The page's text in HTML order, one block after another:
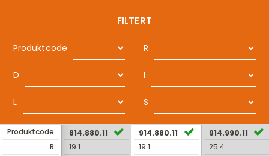
FILTERT
Produktcode R
D I
L S
Produktcode
R
814.880.11
19.1
914.880.11
19.1
914.990.11
25.4